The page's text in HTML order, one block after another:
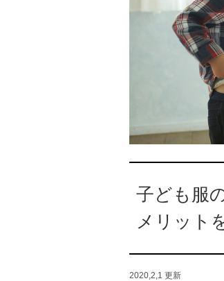
子ども服
メリット
2020,2,1 更新